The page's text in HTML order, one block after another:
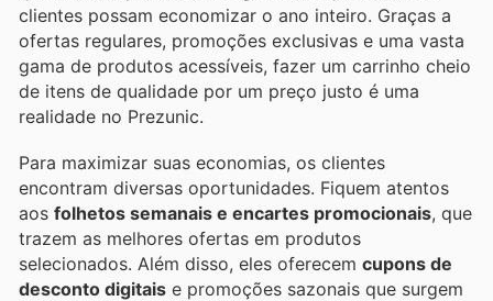
clientes possam economizar o ano inteiro. Graças a
ofertas regulares, promoções exclusivas e uma vasta
gama de produtos acessíveis, fazer um carrinho cheio
de itens de qualidade por um preço justo é uma
realidade no Prezunic.
Para maximizar suas economias, os clientes
encontram diversas oportunidades. Fiquem atentos
aos folhetos semanais e encartes promocionais, que
trazem as melhores ofertas em produtos
selecionados. Além disso, eles oferecem cupons de
desconto digitais e promoções sazonais que surgem